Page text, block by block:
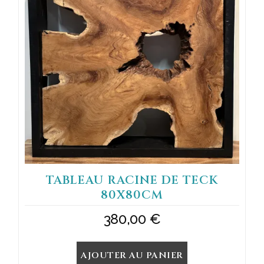
TABLEAU RACINE DE TECK
80X80CM
380,00 €
AJOUTER AU PANIER